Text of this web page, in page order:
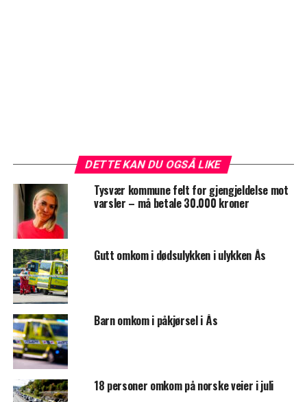
DETTE KAN DU OGSÅ LIKE
Tysvær kommune felt for gjengjeldelse mot
varsler – må betale 30.000 kroner
Gutt omkom i dødsulykken i ulykken Ås
Barn omkom i påkjørsel i Ås
18 personer omkom på norske veier i juli